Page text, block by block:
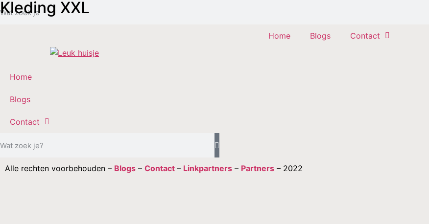
Kleding XXL
Home Blogs Contact
Home
Blogs
Contact
Klik hier
Alle rechten voorbehouden – Blogs – Contact – Linkpartners – Partners – 2022